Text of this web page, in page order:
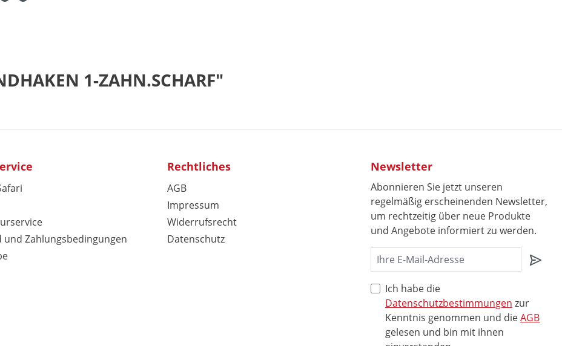
1-ZAHN.SCHARF"
und Zahlungsbedingungen
Rechtliches
AGB
Impressum
Widerrufsrecht
Datenschutz
Newsletter
Abonnieren Sie jetzt unseren
regelmäßig erscheinenden Newsletter,
um rechtzeitig über neue Produkte
und Angebote informiert zu werden.
Ich habe die
Datenschutzbestimmungen zur
Kenntnis genommen und dieAGB
gelesen und bin mit ihnen